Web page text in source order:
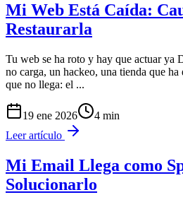
Mi Web Está Caída:
Restaurarla
Tu web se ha roto y hay que actuar ya
no carga, un hackeo, una tienda que
que no llega: el ...
19 ene 2026 4 min
Leer artículo
Mi Email Llega como
Solucionarlo